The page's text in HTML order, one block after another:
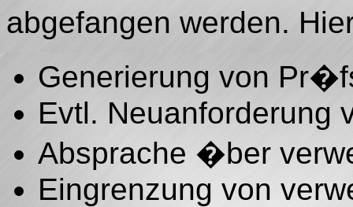
abgefangen werden.
Generierung von
Evtl. Neuanforderung
Absprache �ber
Eingrenzung von